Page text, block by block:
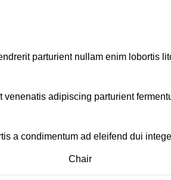
parturient nullam enim lobortis
venenatis adipiscing parturient
a condimentum ad eleifend dui
Chair